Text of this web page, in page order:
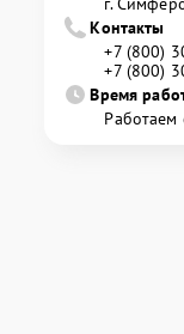
Контакты
+7 (800)
+7 (800)
Время
Работаем